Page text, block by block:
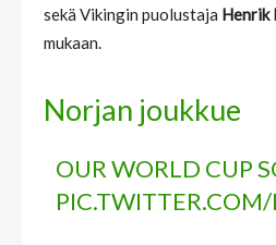
sekä Vikingin puolustaja Henrik
mukaan.
Norjan joukkue
OUR WORLD CUP